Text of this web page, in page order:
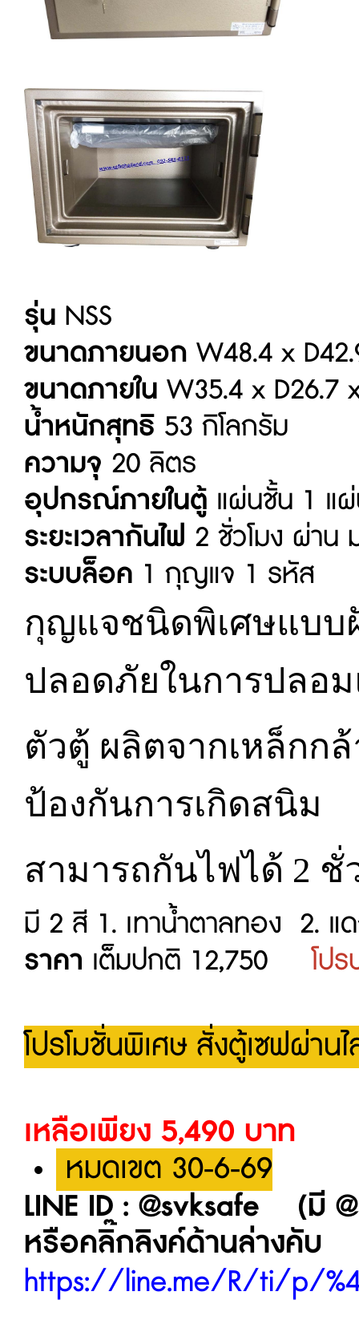
รุ่น NSS
ขนาดภายนอก W48.4 x
ขนาดภายใน W35.4 x
น้ำหนักสุทธิ 53 กิโลกรัม
ความจุ 20 ลิตร
อุปกรณ์ภายในตู้ แผ่นชั้น 1 แ
ระยะเวลากันไฟ 2 ชั่วโมง ผ่าน
ระบบล็อค 1 กุญแจ 1 รหัส
กุญแจชนิดพิเศษแบบ
ปลอดภัยในการปลอ
ตัวตู้ ผลิตจากเหล็กก
ป้องกันการเกิดสนิม
สามารถกันไฟได้ 2 ชั่
มี 2 สี 1. เทาน้ำตาลทอง 2. แ
ราคา เต็มปกติ 12,750 โป
โปรโมชั่นพิเศษ สั่งตู้เซฟผ่า
เหลือเพียง 5,490 บาท
หมดเขต 30-6-69
LINE ID : @svksafe (มี
หรือคลิ๊กลิงค์ด้านล่างคับ
https://line.me/R/ti/p/